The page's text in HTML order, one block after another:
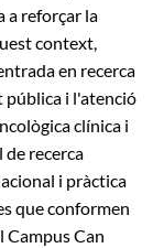
a reforçar la
context,
en recerca
pública i l'atenció
clínica i
recerca
i pràctica
que conformen
Campus Can